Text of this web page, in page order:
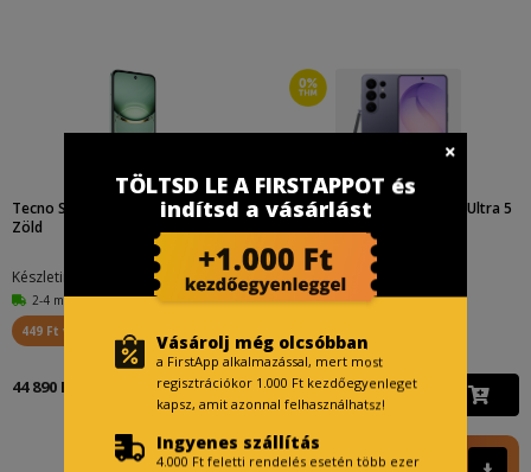
Tecno Spark 30C DualSIM 4/128GB
Zöld
Készletinfó:
2-4 munkanap
449 Ft visszajár
44 890 Ft
Samsung S948B Galaxy S26 Ultra 5
Készletinfó:
2-4 munkanap
397 890 Ft
FirstApp ár
TÖLTSD LE A FIRSTAPPOT és
indítsd a vásárlást
Vásárolj még olcsóbban
a FirstApp alkalmazással, mert most
regisztrációkor 1.000 Ft kezdőegyenleget
kapsz, amit azonnal felhasználhatsz!
Ingyenes szállítás
4.000 Ft feletti rendelés esetén több ezer